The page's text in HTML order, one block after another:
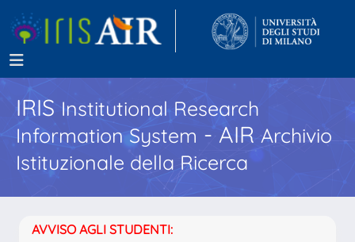
IRISInstitutional Research
Information System - AIR Archivio
Istituzionale della Ricerca
AVVISO AGLI STUDENTI: